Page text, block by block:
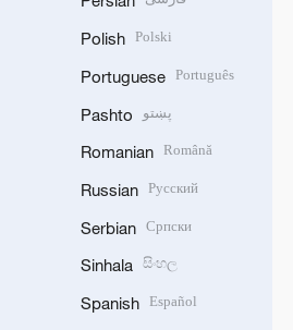
Polish Polski
Portuguese Português
Pashto پښتو
Romanian Română
Russian Русский
Serbian Српски
Sinhala සිංහල
Spanish Español